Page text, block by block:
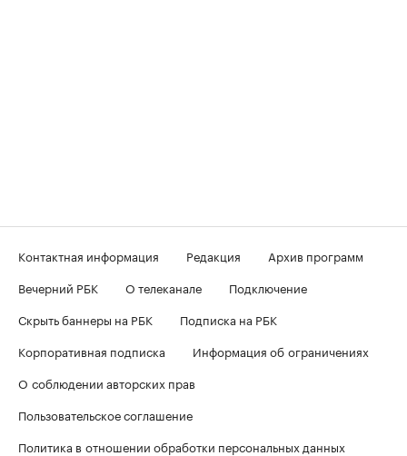
Контактная информация Редакция
Архив программ
Вечерний РБК
О телеканале
Подключение
Скрыть баннеры на РБК
Подписка на РБК
Корпоративная подписка
Информация об ограничениях
О соблюдении авторских прав
Пользовательское соглашение
Политика в отношении обработки персональных данных